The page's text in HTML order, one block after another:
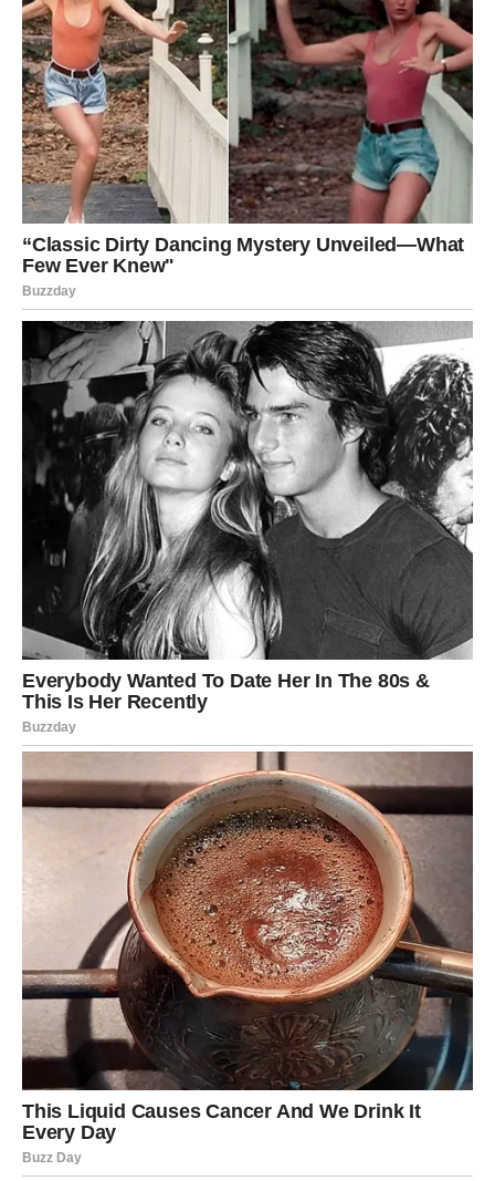
ŠKORPIJA
Škorpije ulaze u jedan od najintenzivnijih perioda.
Naredna tri dana donosepotpuno ogoljavanje istine.
Nema više tajni, nema skrivanja. Ako ste nešto osećali, ali
niste priznali – sada dolazi trenutak suočavanja. Ovo je
period transformacije: nešto se završava zauvek, ali na
njegovom mestu nastaje nešto snažnije. Škorpije koje
prihvate istinu – dobijaju ogromnu moć.
STRELAC
nisu svi putevi pravi
delovali uzbudljivo. Naredna tri dana vam pokazuju gde
ste se zavaravali u vezi sa ciljevima ili ljudima.
Istina vas može iznenaditi, ali vas vodi ka ispravnom
smeru. Ako se usudite da promenite plan – dobijate
šansu kakvu niste očekivali. Ljubav dolazi kroz iskren
razgovor, bez ulepšavanja.
JARAC
Jarčevi su predključnom prekretnicom. Naredna tri dana
donose istinu koja menja temelje. Možda ste dugo nosili
teret odgovornosti, verujući da morate izdržati sve.
Sada shvatate da